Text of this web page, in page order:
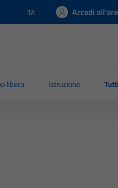
Lingua attiva:
ITA Accedi
libero Istruzione